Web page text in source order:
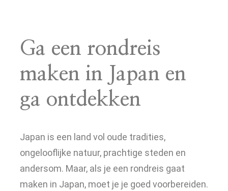
Ga een rondreis
maken in Japan en
ga ontdekken
Japan is een land vol oude tradities,
ongelooflijke natuur, prachtige steden en
andersom. Maar, als je een rondreis gaat
maken in Japan, moet je je goed voorbereiden.